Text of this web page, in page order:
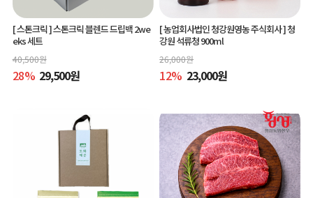
[ 스톤크릭 ]스톤크릭 블렌드 드립백 2we
eks 세트
40,500원
28% 29,500원
[ 농업회사법인 청강원영농 주식회사 ]청
강원 석류청 900ml
26,000원
12% 23,000원